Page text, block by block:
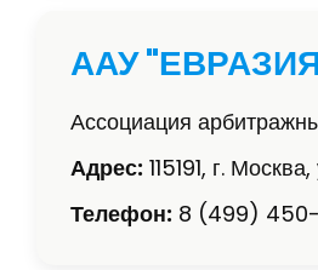
ААУ
Ассоциация
Адрес: 115191, г.
Телефон: 8 (499)